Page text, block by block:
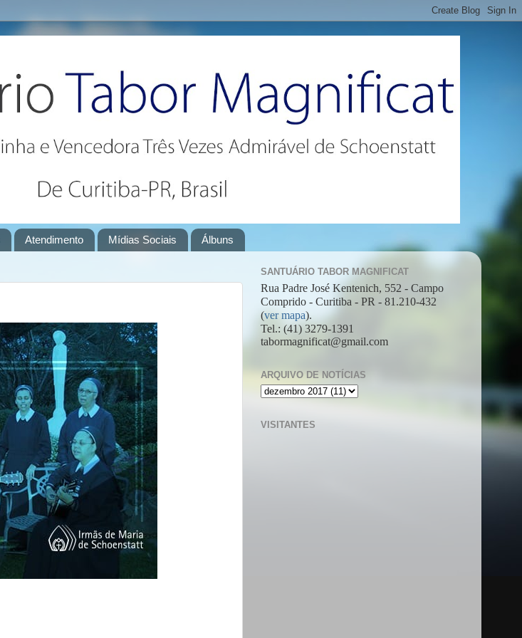
Atendimento Mídias Sociais Álbuns
SANTUÁRIO TABOR MAGNIFICAT
Rua Padre José Kentenich, 552 - Campo
Comprido - Curitiba - PR - 81.210-432
(ver mapa).
Tel.: (41) 3279-1391
tabormagnificat@gmail.com
ARQUIVO DE NOTÍCIAS
VISITANTES